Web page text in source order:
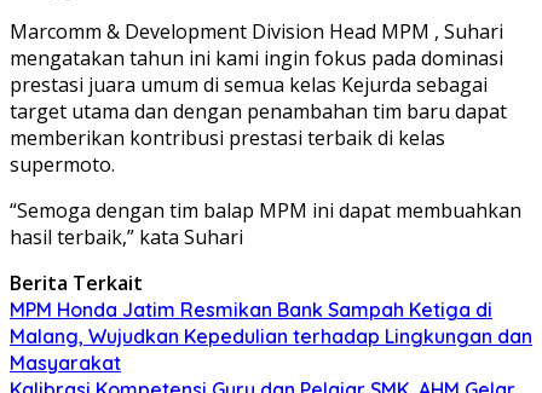
Marcomm & Development Division Head MPM , Suhari
mengatakan tahun ini kami ingin fokus pada dominasi
prestasi juara umum di semua kelas Kejurda sebagai
target utama dan dengan penambahan tim baru dapat
memberikan kontribusi prestasi terbaik di kelas
supermoto.
“Semoga dengan tim balap MPM ini dapat membuahkan
hasil terbaik,” kata Suhari
Berita Terkait
MPM Honda Jatim Resmikan Bank Sampah Ketiga di
Malang, Wujudkan Kepedulian terhadap Lingkungan dan
Masyarakat